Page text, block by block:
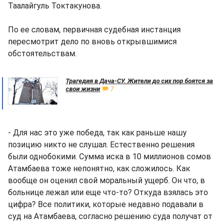
Таалайгуль Токтакунова.
По ее словам, первичная судебная инстанция
пересмотрит дело по вновь открывшимися
обстоятельствам.
Трагедия в Дача-СУ. Жители до сих пор боятся за
свои жизни
7
- Для нас это уже победа, так как раньше нашу
позицию никто не слушал. Естественно решения
были однобокими. Сумма иска в 10 миллионов сомов
Атамбаева тоже непонятно, как сложилось. Как
вообще он оценил свой моральный ущерб. Он что, в
больнице лежал или еще что-то? Откуда взялась это
цифра? Все политики, которые недавно подавали в
суд на Атамбаева, согласно решению суда получат от